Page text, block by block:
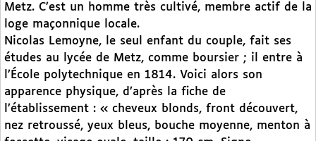
Metz. C’est un homme très cultivé, membre actif de la
loge maçonnique locale.
Nicolas Lemoyne, le seul enfant du couple, fait ses
études au lycée de Metz, comme boursier ; il entre à
l’École polytechnique en 1814. Voici alors son
apparence physique, d’après la fiche de
l’établissement : « cheveux blonds, front découvert,
nez retroussé, yeux bleus, bouche moyenne, menton à